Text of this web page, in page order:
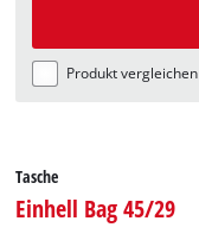
Produkt vergleichen
Tasche
Einhell Bag 45/29